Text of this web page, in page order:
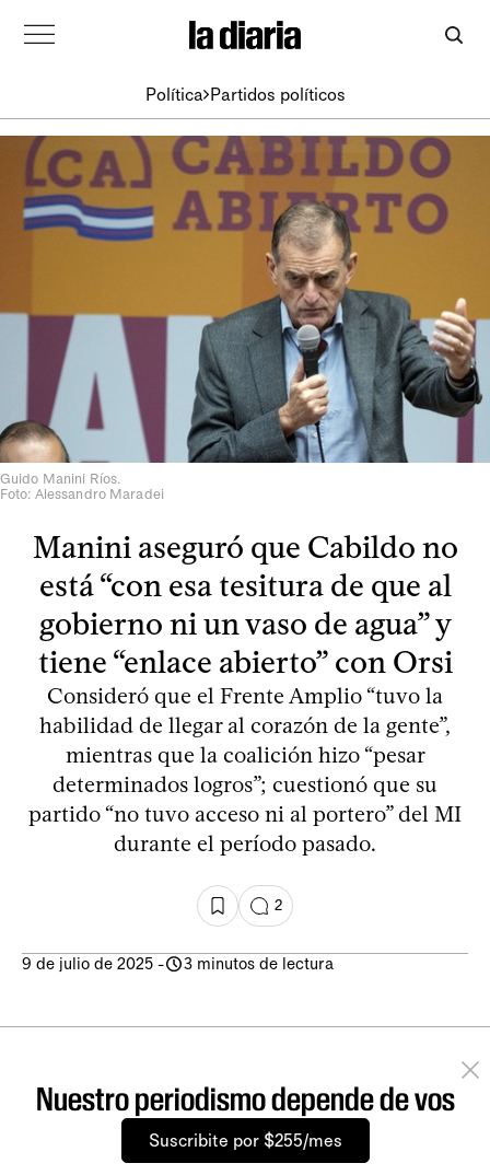
Política Partidos políticos
Guido Manini Ríos.
Foto: Alessandro Maradei
Manini aseguró que Cabildo no
está “con esa tesitura de que al
gobierno ni un vaso de agua” y
tiene “enlace abierto” con Orsi
Consideró que el Frente Amplio “tuvo la
habilidad de llegar al corazón de la gente”,
mientras que la coalición hizo “pesar
determinados logros”; cuestionó que su
partido “no tuvo acceso ni al portero” del MI
durante el período pasado.
2
9 de julio de 2025 - 3 minutos de lectura
Nuestro periodismo depende de vos
Suscribite por $255/mes